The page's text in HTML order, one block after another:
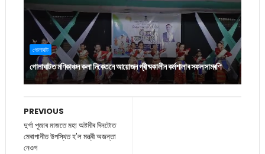
গোলাঘাট
গোলাঘাটত মণিকাঞ্চন কলা নিকেতনে আয়োজন গ্ৰীষ্মকালীন কৰ্মশালাৰ সফল সামৰণি
PREVIOUS
দুৰ্গা পূজাৰ মাজতে মহা অষ্টমীৰ দিনটোত
মেৰাপানীত উপস্থিত হ'ল মন্ত্ৰী অজন্তা
নেওগ